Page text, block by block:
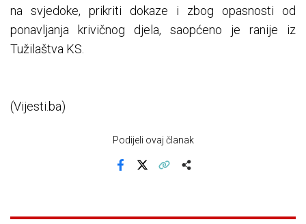
na svjedoke, prikriti dokaze i zbog opasnosti od
ponavljanja krivičnog djela, saopćeno je ranije iz
Tužilaštva KS.
(Vijesti.ba)
Podijeli ovaj članak